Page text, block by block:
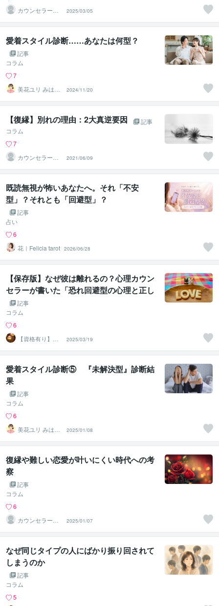
カウンセラー佐
藤愛
2025/03/05
愛着スタイル診断……あなたは何型？
記事
コラム
7
美花ユリ みはな
ゆり
2024/11/20
【復縁】別れの理由：2大真逆要因
記事
コラム
7
カウンセラー佐
藤愛
2021/06/09
既読無視が怖いあなたへ。それ「不安
型」？それとも「回避型」？
記事
占い
6
花｜Felicia tarot 2026/06/28
【保存版】なぜ彼は離れるの？心理カウン
セラーが書いた「恐れ回避型の心理と正し
い接し方マニュアル」
記事
コラム
6
【資格有り】心
理カウンセラーY
uka
2025/03/19
愛着スタイル診断⑤ 『未解決型』診断結
果
記事
コラム
6
美花ユリ みはな
ゆり
2025/01/08
復縁や難しい恋愛が叶いにくい時代への考
察
記事
コラム
6
カウンセラー佐
藤愛
2025/01/07
なぜ同じタイプの人にばかり振り回されて
しまうのか
記事
コラム
5